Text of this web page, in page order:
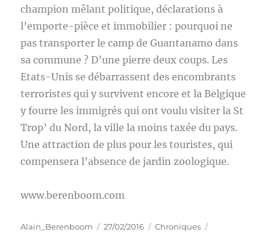
champion mêlant politique, déclarations à
l’emporte-pièce et immobilier : pourquoi ne
pas transporter le camp de Guantanamo dans
sa commune ? D’une pierre deux coups. Les
Etats-Unis se débarrassent des encombrants
terroristes qui y survivent encore et la Belgique
y fourre les immigrés qui ont voulu visiter la St
Trop’ du Nord, la ville la moins taxée du pays.
Une attraction de plus pour les touristes, qui
compensera l’absence de jardin zoologique.
www.berenboom.com
Auteur
Alain_Berenboom
Publié
27/02/2016 Catégories
Chroniques